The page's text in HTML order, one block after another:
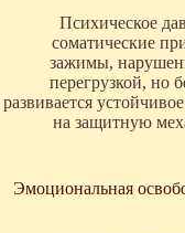
Психическое
соматические
зажимы,
перегрузкой, но
развивается
на защитную
Эмоциональная